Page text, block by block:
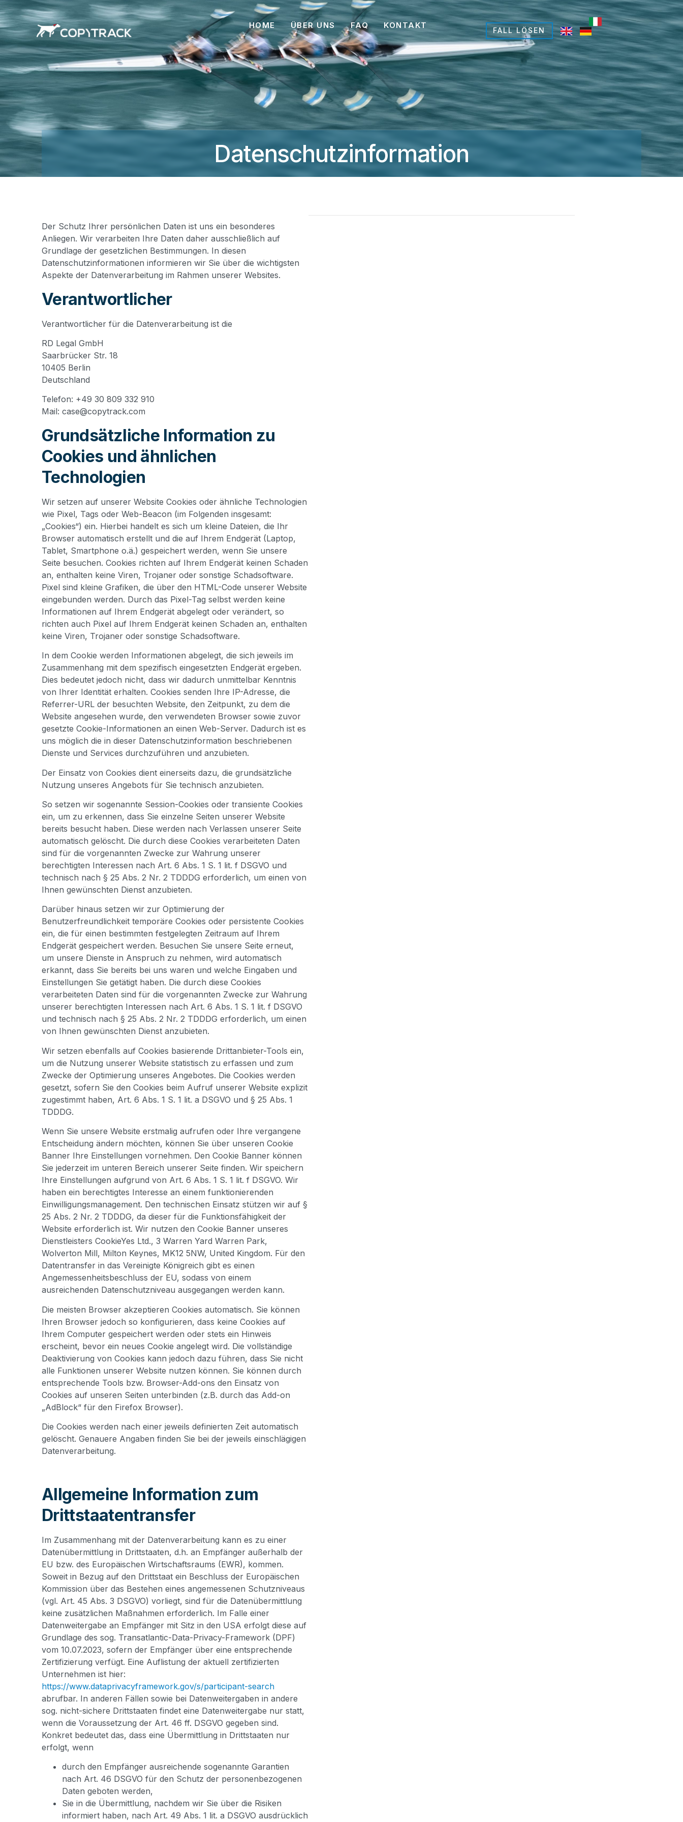
HOME ÜBER UNS FAQ KONTAKT
FALL LÖSEN​
Datenschutzinformation
Der Schutz Ihrer persönlichen Daten ist uns ein besonderes
Anliegen. Wir verarbeiten Ihre Daten daher ausschließlich auf
Grundlage der gesetzlichen Bestimmungen. In diesen
Datenschutzinformationen informieren wir Sie über die wichtigsten
Aspekte der Datenverarbeitung im Rahmen unserer Websites.
Verantwortlicher
Verantwortlicher für die Datenverarbeitung ist die
RD Legal GmbH
Saarbrücker Str. 18
10405 Berlin
Deutschland
Telefon: +49 30 809 332 910
Mail: case@copytrack.com
Grundsätzliche Information zu
Cookies und ähnlichen
Technologien
Wir setzen auf unserer Website Cookies oder ähnliche Technologien
wie Pixel, Tags oder Web-Beacon (im Folgenden insgesamt:
„Cookies“) ein. Hierbei handelt es sich um kleine Dateien, die Ihr
Browser automatisch erstellt und die auf Ihrem Endgerät (Laptop,
Tablet, Smartphone o.ä.) gespeichert werden, wenn Sie unsere
Seite besuchen. Cookies richten auf Ihrem Endgerät keinen Schaden
an, enthalten keine Viren, Trojaner oder sonstige Schadsoftware.
Pixel sind kleine Grafiken, die über den HTML-Code unserer Website
eingebunden werden. Durch das Pixel-Tag selbst werden keine
Informationen auf Ihrem Endgerät abgelegt oder verändert, so
richten auch Pixel auf Ihrem Endgerät keinen Schaden an, enthalten
keine Viren, Trojaner oder sonstige Schadsoftware.
In dem Cookie werden Informationen abgelegt, die sich jeweils im
Zusammenhang mit dem spezifisch eingesetzten Endgerät ergeben.
Dies bedeutet jedoch nicht, dass wir dadurch unmittelbar Kenntnis
von Ihrer Identität erhalten. Cookies senden Ihre IP-Adresse, die
Referrer-URL der besuchten Website, den Zeitpunkt, zu dem die
Website angesehen wurde, den verwendeten Browser sowie zuvor
gesetzte Cookie-Informationen an einen Web-Server. Dadurch ist es
uns möglich die in dieser Datenschutzinformation beschriebenen
Dienste und Services durchzuführen und anzubieten.
Der Einsatz von Cookies dient einerseits dazu, die grundsätzliche
Nutzung unseres Angebots für Sie technisch anzubieten.
So setzen wir sogenannte Session-Cookies oder transiente Cookies
ein, um zu erkennen, dass Sie einzelne Seiten unserer Website
bereits besucht haben. Diese werden nach Verlassen unserer Seite
automatisch gelöscht. Die durch diese Cookies verarbeiteten Daten
sind für die vorgenannten Zwecke zur Wahrung unserer
berechtigten Interessen nach Art. 6 Abs. 1 S. 1 lit. f DSGVO und
technisch nach § 25 Abs. 2 Nr. 2 TDDDG erforderlich, um einen von
Ihnen gewünschten Dienst anzubieten.
Darüber hinaus setzen wir zur Optimierung der
Benutzerfreundlichkeit temporäre Cookies oder persistente Cookies
ein, die für einen bestimmten festgelegten Zeitraum auf Ihrem
Endgerät gespeichert werden. Besuchen Sie unsere Seite erneut,
um unsere Dienste in Anspruch zu nehmen, wird automatisch
erkannt, dass Sie bereits bei uns waren und welche Eingaben und
Einstellungen Sie getätigt haben. Die durch diese Cookies
verarbeiteten Daten sind für die vorgenannten Zwecke zur Wahrung
unserer berechtigten Interessen nach Art. 6 Abs. 1 S. 1 lit. f DSGVO
und technisch nach § 25 Abs. 2 Nr. 2 TDDDG erforderlich, um einen
von Ihnen gewünschten Dienst anzubieten.
Wir setzen ebenfalls auf Cookies basierende Drittanbieter-Tools ein,
um die Nutzung unserer Website statistisch zu erfassen und zum
Zwecke der Optimierung unseres Angebotes. Die Cookies werden
gesetzt, sofern Sie den Cookies beim Aufruf unserer Website explizit
zugestimmt haben, Art. 6 Abs. 1 S. 1 lit. a DSGVO und § 25 Abs. 1
TDDDG.
Wenn Sie unsere Website erstmalig aufrufen oder Ihre vergangene
Entscheidung ändern möchten, können Sie über unseren Cookie
Banner Ihre Einstellungen vornehmen. Den Cookie Banner können
Sie jederzeit im unteren Bereich unserer Seite finden. Wir speichern
Ihre Einstellungen aufgrund von Art. 6 Abs. 1 S. 1 lit. f DSGVO. Wir
haben ein berechtigtes Interesse an einem funktionierenden
Einwilligungsmanagement. Den technischen Einsatz stützen wir auf §
25 Abs. 2 Nr. 2 TDDDG, da dieser für die Funktionsfähigkeit der
Website erforderlich ist. Wir nutzen den Cookie Banner unseres
Dienstleisters CookieYes Ltd., 3 Warren Yard Warren Park,
Wolverton Mill, Milton Keynes, MK12 5NW, United Kingdom. Für den
Datentransfer in das Vereinigte Königreich gibt es einen
Angemessenheitsbeschluss der EU, sodass von einem
ausreichenden Datenschutzniveau ausgegangen werden kann.
Die meisten Browser akzeptieren Cookies automatisch. Sie können
Ihren Browser jedoch so konfigurieren, dass keine Cookies auf
Ihrem Computer gespeichert werden oder stets ein Hinweis
erscheint, bevor ein neues Cookie angelegt wird. Die vollständige
Deaktivierung von Cookies kann jedoch dazu führen, dass Sie nicht
alle Funktionen unserer Website nutzen können. Sie können durch
entsprechende Tools bzw. Browser-Add-ons den Einsatz von
Cookies auf unseren Seiten unterbinden (z.B. durch das Add-on
„AdBlock“ für den Firefox Browser).
Die Cookies werden nach einer jeweils definierten Zeit automatisch
gelöscht. Genauere Angaben finden Sie bei der jeweils einschlägigen
Datenverarbeitung.
Allgemeine Information zum
Drittstaatentransfer
Im Zusammenhang mit der Datenverarbeitung kann es zu einer
Datenübermittlung in Drittstaaten, d.h. an Empfänger außerhalb der
EU bzw. des Europäischen Wirtschaftsraums (EWR), kommen.
Soweit in Bezug auf den Drittstaat ein Beschluss der Europäischen
Kommission über das Bestehen eines angemessenen Schutzniveaus
(vgl. Art. 45 Abs. 3 DSGVO) vorliegt, sind für die Datenübermittlung
keine zusätzlichen Maßnahmen erforderlich. Im Falle einer
Datenweitergabe an Empfänger mit Sitz in den USA erfolgt diese auf
Grundlage des sog. Transatlantic-Data-Privacy-Framework (DPF)
vom 10.07.2023, sofern der Empfänger über eine entsprechende
Zertifizierung verfügt. Eine Auflistung der aktuell zertifizierten
Unternehmen ist hier:
https://www.dataprivacyframework.gov/s/participant-search
abrufbar. In anderen Fällen sowie bei Datenweitergaben in andere
sog. nicht-sichere Drittstaaten findet eine Datenweitergabe nur statt,
wenn die Voraussetzung der Art. 46 ff. DSGVO gegeben sind.
Konkret bedeutet das, dass eine Übermittlung in Drittstaaten nur
erfolgt, wenn
durch den Empfänger ausreichende sogenannte Garantien
nach Art. 46 DSGVO für den Schutz der personenbezogenen
Daten geboten werden,
Sie in die Übermittlung, nachdem wir Sie über die Risiken
informiert haben, nach Art. 49 Abs. 1 lit. a DSGVO ausdrücklich